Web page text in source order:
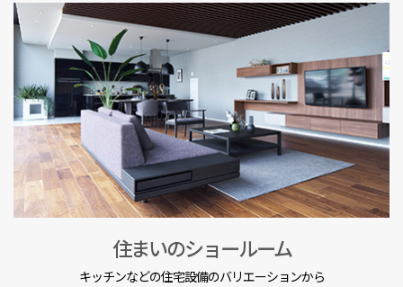
住まいのショールーム
キッチンなどの住宅設備のバリエーションから